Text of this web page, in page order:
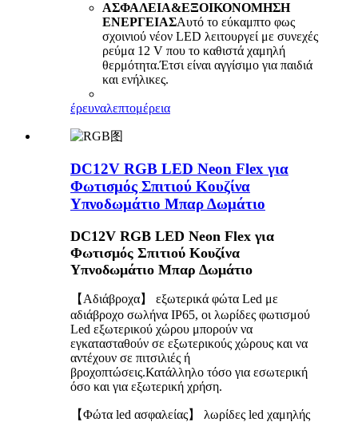
ΑΣΦΑΛΕΙΑ&ΕΞΟΙΚΟΝΟΜΗΣΗ
ΕΝΕΡΓΕΙΑΣΑυτό το εύκαμπτο φως
σχοινιού νέον LED λειτουργεί με συνεχές
ρεύμα 12 V που το καθιστά χαμηλή
θερμότητα.Έτσι είναι αγγίσιμο για παιδιά
και ενήλικες.
έρευναλεπτομέρεια
DC12V RGB LED Neon Flex για
Φωτισμός Σπιτιού Κουζίνα
Υπνοδωμάτιο Μπαρ Δωμάτιο
DC12V RGB LED Neon Flex για
Φωτισμός Σπιτιού Κουζίνα
Υπνοδωμάτιο Μπαρ Δωμάτιο
【Αδιάβροχα】 εξωτερικά φώτα Led με
αδιάβροχο σωλήνα IP65, οι λωρίδες φωτισμού
Led εξωτερικού χώρου μπορούν να
εγκατασταθούν σε εξωτερικούς χώρους και να
αντέχουν σε πιτσιλιές ή
βροχοπτώσεις.Κατάλληλο τόσο για εσωτερική
όσο και για εξωτερική χρήση.
【Φώτα led ασφαλείας】 λωρίδες led χαμηλής